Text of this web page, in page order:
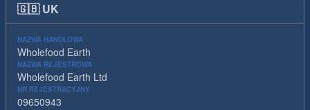
🇬🇧 UK
NAZWA HANDLOWA
Wholefood Earth
NAZWA REJESTROWA
Wholefood Earth Ltd
NR REJESTRACYJNY
09650943